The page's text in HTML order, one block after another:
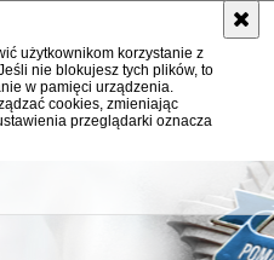
użytkownikom korzystanie z
nie blokujesz tych plików, to
w pamięci urządzenia.
cookies, zmieniając
przeglądarki oznacza